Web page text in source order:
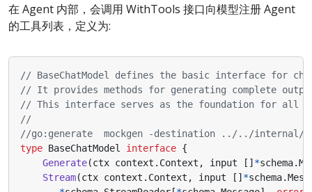
在 Agent 内部，会调用 WithTools 接口向模型注册 Agent
的工具列表，定义为:
// BaseChatModel defines the basic interface for
// It provides methods for generating complete
// This interface serves as the foundation for all
//go:generate  mockgen -destination ../../internal/
type BaseChatModel interface {
Generate(ctx context . Context , input [] *schema.
Stream(ctx context . Context , input [] *schema.